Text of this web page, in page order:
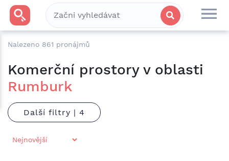
Nalezeno 861 pronájmů
Komerční prostory v oblasti
Rumburk
Další filtry |